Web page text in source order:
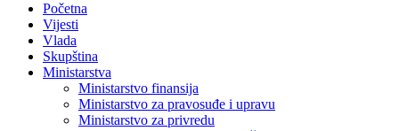
Početna
Vijesti
Vlada
Skupština
Ministarstva
Ministarstvo finansija
Ministarstvo za pravosuđe i upravu
Ministarstvo za privredu